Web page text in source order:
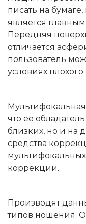
писать на бумаге, печатать
является
Передняя поверхность
отличается
пользователь может ясно
условиях
что ее обладатель
близких, но и на
средства
коррекции.
Производят
типов ношения.